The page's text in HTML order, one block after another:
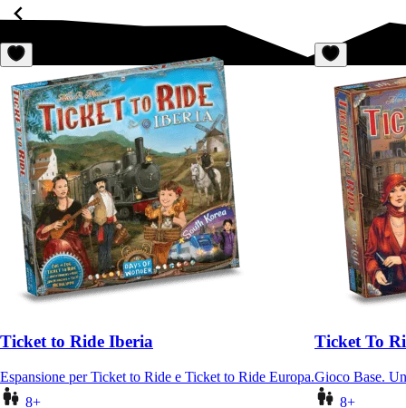
Ticket to Ride Iberia
Espansione per Ticket to Ride e Ticket to Ride Europa.
8+
Ticket To
Gioco Base.
8+